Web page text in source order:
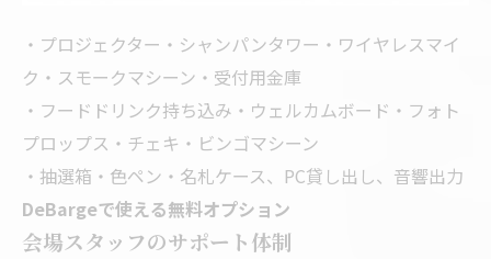
・プロジェクター・シャンパンタワー・ワイヤレスマイ
ク・スモークマシーン・受付用金庫
・フードドリンク持ち込み・ウェルカムボード・フォト
プロップス・チェキ・ビンゴマシーン
・抽選箱・色ペン・名札ケース、PC貸し出し、音響出力
DeBargeで使える無料オプション
会場スタッフのサポート体制